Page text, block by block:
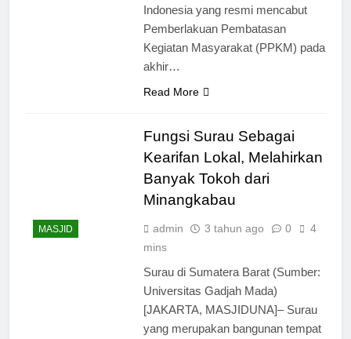
Indonesia yang resmi mencabut
Pemberlakuan Pembatasan
Kegiatan Masyarakat (PPKM) pada
akhir…
Read More
MASJID
Fungsi Surau Sebagai
Kearifan Lokal, Melahirkan
Banyak Tokoh dari
Minangkabau
admin 3 tahun ago 0
4
mins
Surau di Sumatera Barat (Sumber:
Universitas Gadjah Mada)
[JAKARTA, MASJIDUNA]– Surau
yang merupakan bangunan tempat